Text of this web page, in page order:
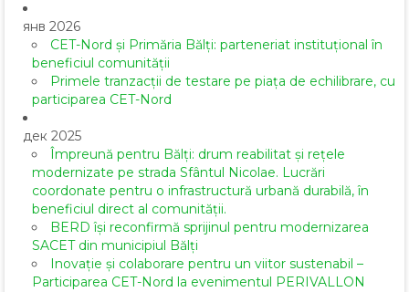
янв 2026
CET-Nord și Primăria Bălți: parteneriat instituțional în
beneficiul comunității
Primele tranzacții de testare pe piața de echilibrare, cu
participarea CET-Nord
дек 2025
Împreună pentru Bălți: drum reabilitat și rețele
modernizate pe strada Sfântul Nicolae. Lucrări
coordonate pentru o infrastructură urbană durabilă, în
beneficiul direct al comunității.
BERD își reconfirmă sprijinul pentru modernizarea
SACET din municipiul Bălți
Inovație și colaborare pentru un viitor sustenabil –
Participarea CET-Nord la evenimentul PERIVALLON